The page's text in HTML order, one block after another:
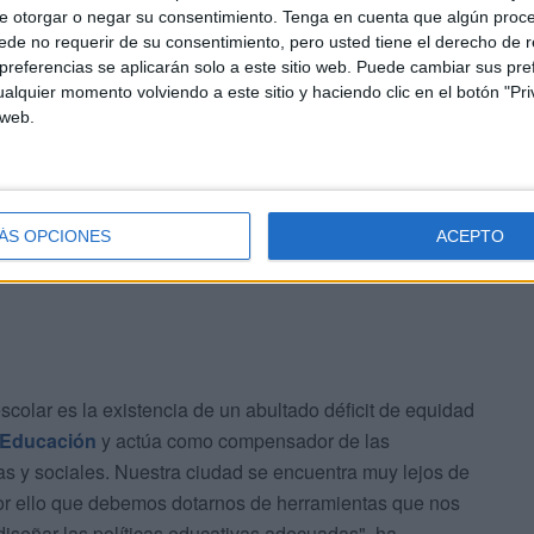
otorgar o negar su consentimiento. Tenga en cuenta que algún
no requerir de su consentimiento, pero usted tiene el derecho de
se aplicarán solo a este sitio web. Puede cambiar sus
momento volviendo a este sitio y haciendo clic en el botón
OPCIONES ACEPTO
lo único que sabemos, por datos de ámbito nacional,
sin saber por qué y, por lo tanto, sin saber cómo
Ya!, Fatima Sohora Mohamed.
respecto es practicar la ‘política del avestruz’,
si ello sirviera de algo a las miles de familias que se
es la existencia de un abultado déficit de equidad
Educación y actúa como compensador de las
y sociales. Nuestra ciudad se encuentra muy lejos de
ello que debemos dotarnos de herramientas que nos